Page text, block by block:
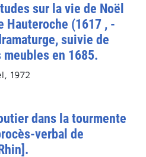
sur la vie de Noël
Hauteroche (1617 , -
suivie de
en 1685.
1972
dans la tourmente
verbal de